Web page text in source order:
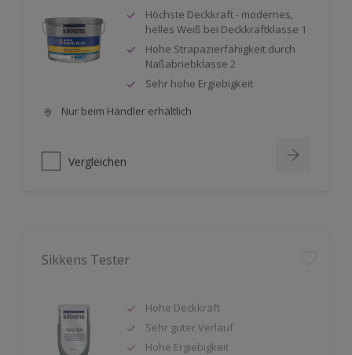
Höchste Deckkraft - modernes,
helles Weiß bei Deckkraftklasse 1
Hohe Strapazierfähigkeit durch
Naßabriebklasse 2
Sehr hohe Ergiebigkeit
Nur beim Händler erhältlich
Vergleichen